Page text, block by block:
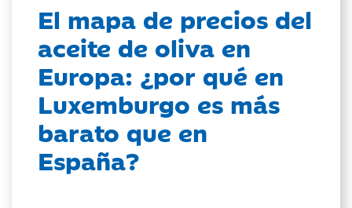
El mapa de precios del
aceite de oliva en
Europa: ¿por qué en
Luxemburgo es más
barato que en
España?